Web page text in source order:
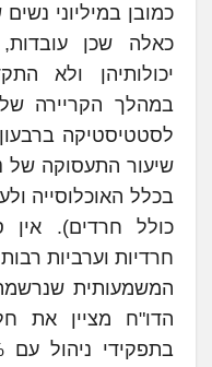
כמובן במיליוני
כאלה שכן
יכולותיהן ולא
במהלך הקריירה
כולל חרדים).
חרדיות וערביות
המשמעותית
הדו"ח מציין את